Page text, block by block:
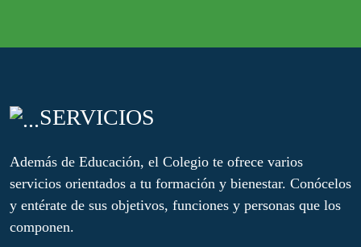
SERVICIOS
Además de Educación, el Colegio te ofrece varios
servicios orientados a tu formación y bienestar. Conócelos
y entérate de sus objetivos, funciones y personas que los
componen.